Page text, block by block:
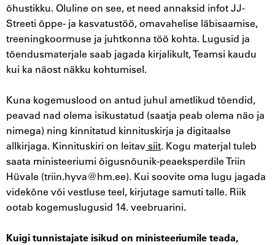
õhustikku. Oluline on see, et need annaksid infot JJ-
Streeti õppe- ja kasvatustöö, omavahelise läbisaamise,
treeningkoormuse ja juhtkonna töö kohta. Lugusid ja
tõendusmaterjale saab jagada kirjalikult, Teamsi kaudu
kui ka näost näkku kohtumisel.
Kuna kogemuslood on antud juhul ametlikud tõendid,
peavad nad olema isikustatud (saatja peab olema näo ja
nimega) ning kinnitatud kinnituskirja ja digitaalse
allkirjaga. Kinnituskiri on leitavsiit. Kogu materjal tuleb
saata ministeeriumi õigusnõunik-peaeksperdile Triin
Hüvale (triin.hyva@hm.ee). Kui soovite oma lugu jagada
videkõne või vestluse teel, kirjutage samuti talle. Riik
ootab kogemuslugusid 14. veebruarini.
Kuigi tunnistajate isikud on ministeeriumile teada,